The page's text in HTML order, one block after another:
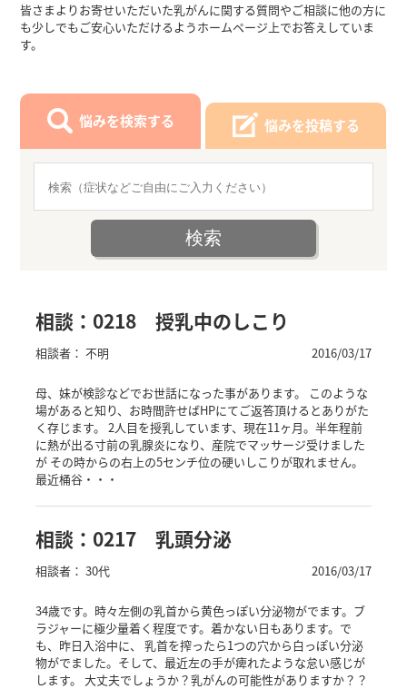
皆さまよりお寄せいただいた乳がんに関する質問やご相談に他の方に
も少しでもご安心いただけるようホームページ上でお答えしていま
す。
悩みを検索する 悩みを投稿する
相談：0218 授乳中のしこり
相談者： 不明 2016/03/17
母、妹が検診などでお世話になった事があります。 このような
場があると知り、お時間許せばHPにてご返答頂けるとありがた
く存じます。 2人目を授乳しています、現在11ヶ月。半年程前
に熱が出る寸前の乳腺炎になり、産院でマッサージ受けました
が その時からの右上の5センチ位の硬いしこりが取れません。
最近桶谷・・・
相談：0217 乳頭分泌
相談者： 30代 2016/03/17
34歳です。時々左側の乳首から黄色っぽい分泌物がでます。ブ
ラジャーに極少量着く程度です。着かない日もあります。で
も、昨日入浴中に、 乳首を搾ったら1つの穴から白っぽい分泌
物がでました。そして、最近左の手が痺れたような怠い感じが
します。 大丈夫でしょうか？乳がんの可能性がありますか？？